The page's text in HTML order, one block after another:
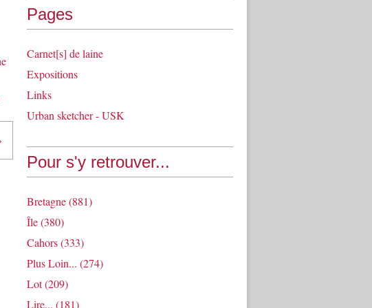
Pages
Carnet[s] de laine
Expositions
Links
Urban sketcher - USK
Pour s'y retrouver...
Bretagne(881)
Île(380)
Cahors(333)
Plus Loin... (274)
Lot(209)
Lire... (181)